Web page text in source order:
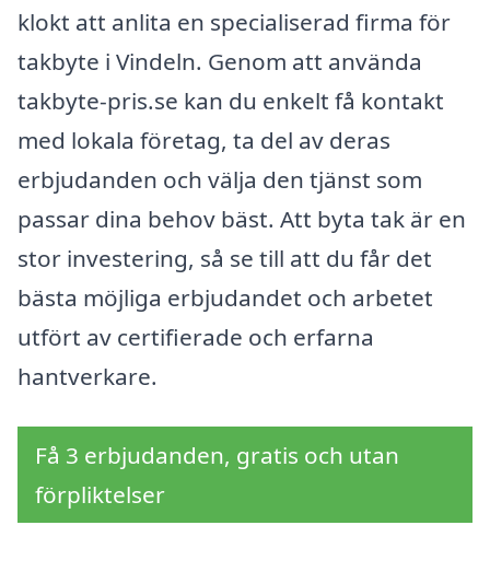
klokt att anlita en specialiserad firma för
takbyte i Vindeln. Genom att använda
takbyte-pris.se kan du enkelt få kontakt
med lokala företag, ta del av deras
erbjudanden och välja den tjänst som
passar dina behov bäst. Att byta tak är en
stor investering, så se till att du får det
bästa möjliga erbjudandet och arbetet
utfört av certifierade och erfarna
hantverkare.
Få 3 erbjudanden, gratis och utan
förpliktelser